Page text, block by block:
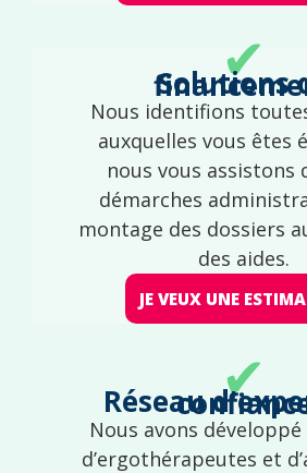
✔
Solutions de
Nous identifions
auxquelles vous êtes
nous vous assistons
démarches
montage des dossiers
des aides.
JE VEUX UNE
✔
Réseau d'experts de
Nous avons développé
d’ergothérapeutes et